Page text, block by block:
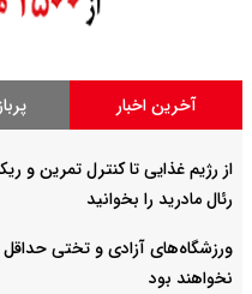
آخرین اخبار
رئال مادرید را بخوانید
ورزشگاه‌های آزادی و تختی حداقل
نخواهند بود